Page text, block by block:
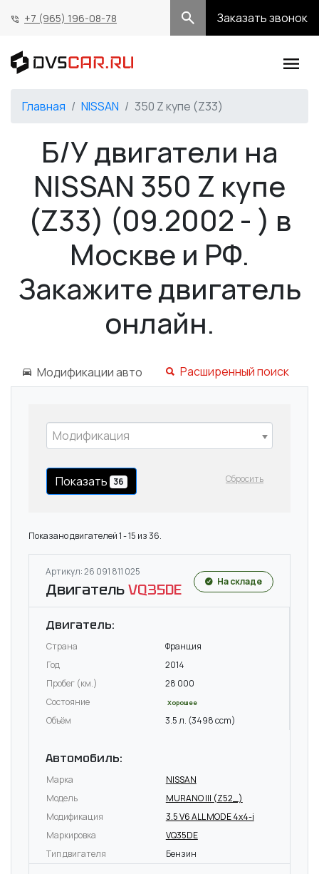
+7 (965) 196-08-78 Заказать звонок
Главная NISSAN 350 Z купе (Z33)
Б/У двигатели на
NISSAN 350 Z купе
(Z33) (09.2002 - ) в
Москве и РФ.
Закажите двигатель
онлайн.
Модификации авто Расширенный поиск
Модификация
Показать 36 Сбросить
Показано двигателей 1 - 15 из 36.
Артикул: 26 091 811 025
ДвигательVQ35DE На складе
Двигатель:
Страна
Франция
Год
2014
Пробег (км.)
28 000
Состояние
Хорошее
Объём 3.5 л. (3498 ccm)
Автомобиль:
Марка
NISSAN
Модель
MURANO III (Z52_)
Модификация
3.5 V6 ALL MODE 4x4-i
Маркировка
VQ35DE
Тип двигателя
Бензин